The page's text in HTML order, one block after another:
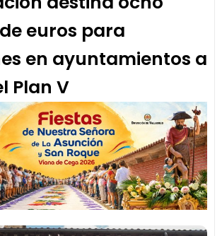
euros para
en ayuntamientos a
Plan V